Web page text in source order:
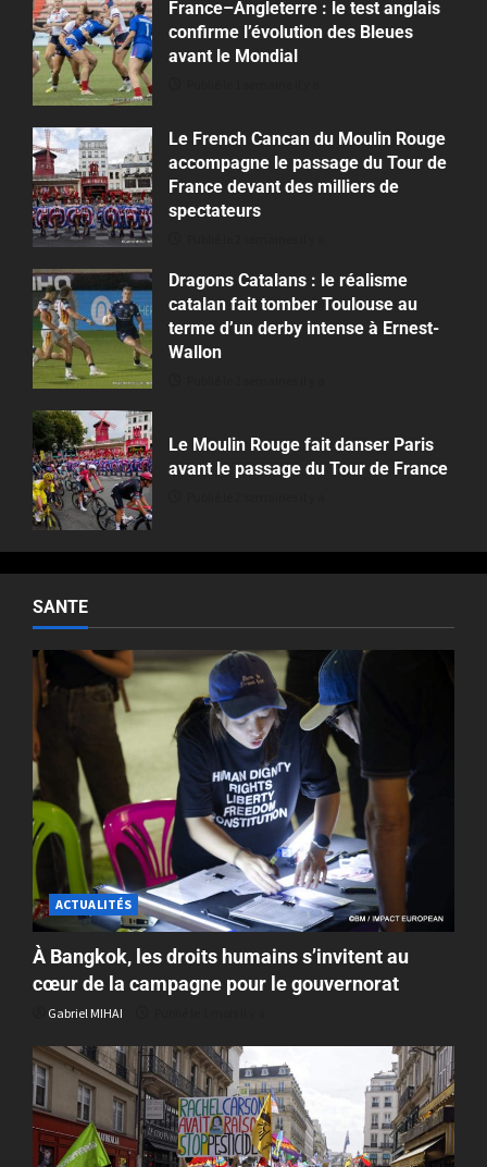
France–Angleterre : le test anglais
confirme l’évolution des Bleues
avant le Mondial
Le French Cancan du Moulin Rouge
accompagne le passage du Tour de
France devant des milliers de
spectateurs
Dragons Catalans : le réalisme
catalan fait tomber Toulouse au
terme d’un derby intense à Ernest-
Wallon
Le Moulin Rouge fait danser Paris
avant le passage du Tour de France
SANTE
ACTUALITÉS
À Bangkok, les droits humains s’invitent au
cœur de la campagne pour le gouvernorat
Gabriel MIHAI